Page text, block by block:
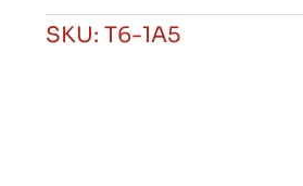
SKU: T6-1A5